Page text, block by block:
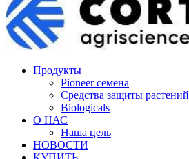
Продукты
Pioneer семена
Средства защиты растений
Biologicals
О НАС
Наша цель
НОВОСТИ